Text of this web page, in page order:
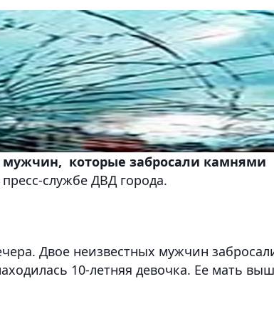
которые забросали камнями
службе ДВД города.
Двое неизвестных мужчин
10-летняя девочка. Ее мать